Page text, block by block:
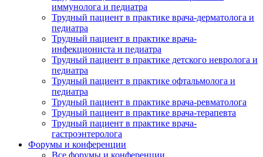
иммунолога и педиатра
Трудный пациент в практике врача-дерматолога и
педиатра
Трудный пациент в практике врача-
инфекциониста и педиатра
Трудный пациент в практике детского невролога и
педиатра
Трудный пациент в практике офтальмолога и
педиатра
Трудный пациент в практике врача-ревматолога
Трудный пациент в практике врача-терапевта
Трудный пациент в практике врача-
гастроэнтеролога
Форумы и конференции
Все форумы и конференции